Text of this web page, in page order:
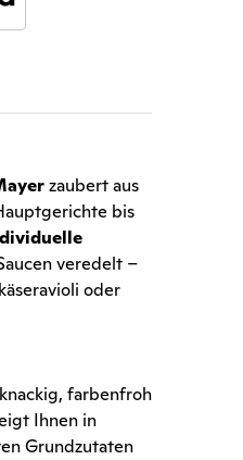
zaubert aus
bis
veredelt –
oder
farbenfroh
Ihnen in
Grundzutaten